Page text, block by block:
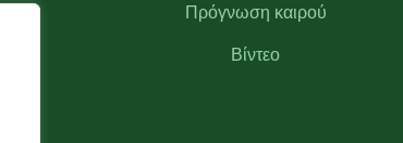
Πρόγνωση καιρού
Βίντεο